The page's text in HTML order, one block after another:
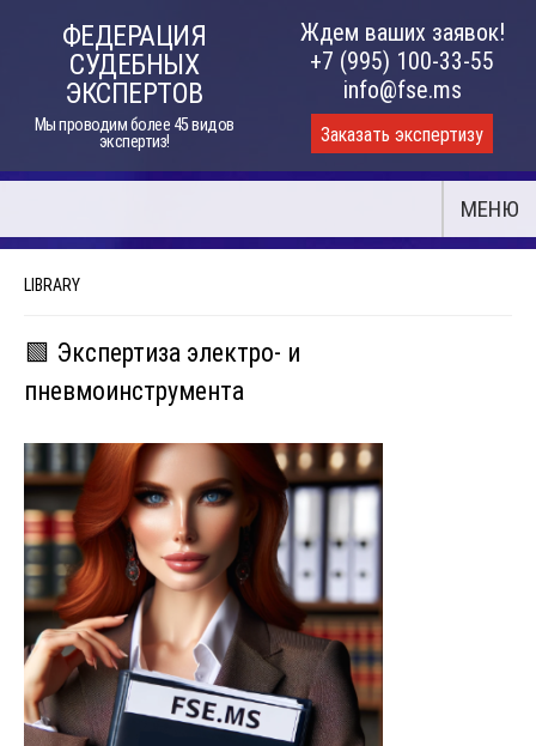
ФЕДЕРАЦИЯ
СУДЕБНЫХ
ЭКСПЕРТОВ
Мы проводим более 45 видов
экспертиз!
Ждем ваших заявок!
+7 (995) 100-33-55
info@fse.ms
Заказать экспертизу
МЕНЮ
LIBRARY
🟩 Экспертиза электро- и
пневмоинструмента